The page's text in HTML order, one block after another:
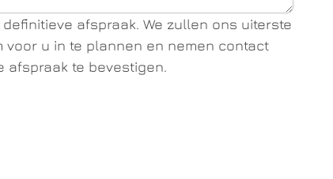
afspraak. We zullen ons uiterste
voor u in te plannen en nemen contact
afspraak te bevestigen.